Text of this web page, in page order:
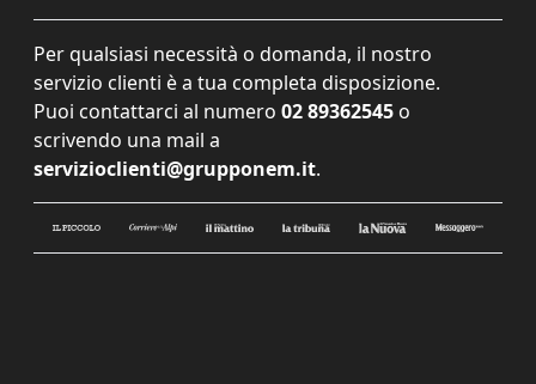
Per qualsiasi necessità o domanda, il nostro
servizio clienti è a tua completa disposizione.
Puoi contattarci al numero 02 89362545 o
scrivendo una mail a
servizioclienti@grupponem.it.